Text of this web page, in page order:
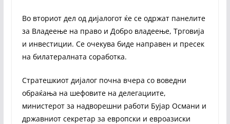
Во вториот дел од дијалогот ќе се одржат панелите
за Владеење на право и Добро владеење, Трговија
и инвестиции. Се очекува биде направен и пресек
на билатералната соработка.
Стратешкиот дијалог почна вчера со воведни
обраќања на шефовите на делегациите,
министерот за надворешни работи Бујар Османи и
државниот секретар за европски и евроазиски